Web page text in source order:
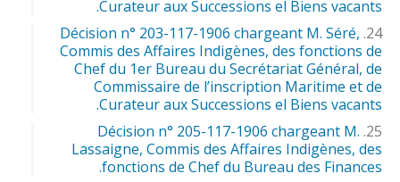
Curateur aux Successions el Biens vacants.
Décision n° 203-117-1906 chargeant M. Séré,
Commis des Affaires Indigènes, des fonctions de
Chef du 1er Bureau du Secrétariat Général, de
Commissaire de l’inscription Maritime et de
Curateur aux Successions el Biens vacants.
Décision n° 205-117-1906 chargeant M.
Lassaigne, Commis des Affaires Indigènes, des
fonctions de Chef du Bureau des Finances.